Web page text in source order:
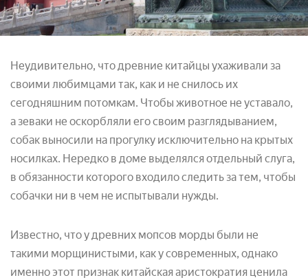
Неудивительно, что древние китайцы ухаживали за
своими любимцами так, как и не снилось их
сегодняшним потомкам. Чтобы животное не уставало,
а зеваки не оскорбляли его своим разглядыванием,
собак выносили на прогулку исключительно на крытых
носилках. Нередко в доме выделялся отдельный слуга,
в обязанности которого входило следить за тем, чтобы
собачки ни в чем не испытывали нужды.
Известно, что у древних мопсов морды были не
такими морщинистыми, как у современных, однако
именно этот признак китайская аристократия ценила